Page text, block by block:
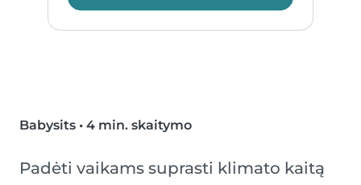
Babysits • 4 min. skaitymo
Padėti vaikams suprasti klimato kaitą